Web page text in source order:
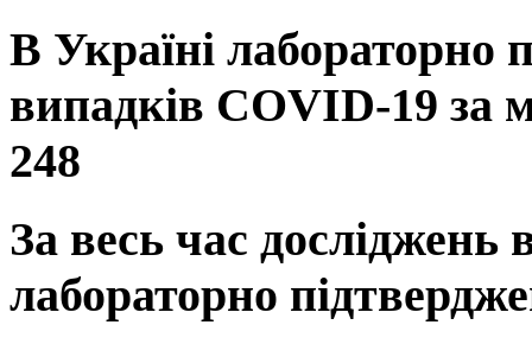
В Україні лабораторно
випадків COVID-19 за
248
За весь час досліджень
лабораторно